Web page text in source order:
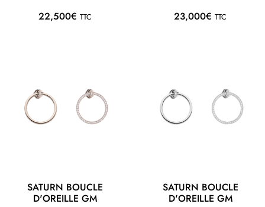
22,500€ TTC
23,000€ TTC
SATURN BOUCLE
D'OREILLE GM
SATURN BOUCLE
D'OREILLE GM